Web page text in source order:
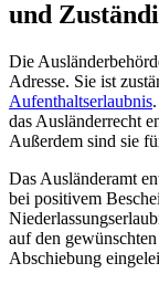
und
Die
Adresse. Sie ist
Aufenthaltserlaubnis
das Ausländerrecht
Außerdem sind sie
Das Ausländeramt
bei positivem
auf den
Abschiebung